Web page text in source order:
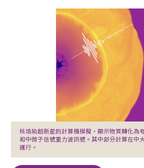
核塌陷超新星的計算機模擬，顯示物質轉化為
和中微子信號重力波訊號。其中部分計算在中
運行。